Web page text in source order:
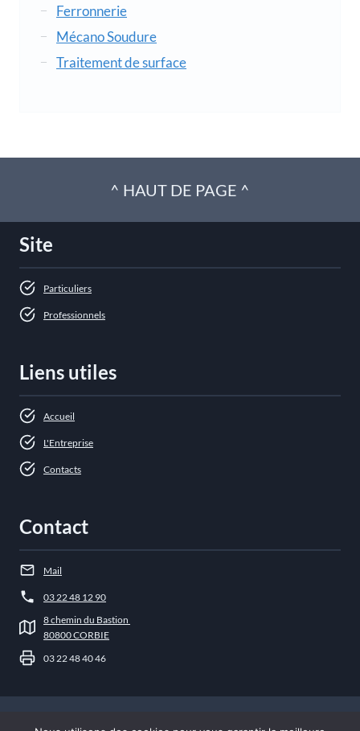
Ferronnerie
Mécano Soudure
Traitement de surface
^ HAUT DE PAGE ^
Site
Particuliers
Professionnels
Liens utiles
Accueil
L'Entreprise
Contacts
Contact
Mail
03 22 48 12 90
8 chemin du Bastion
80800 CORBIE
03 22 48 40 46